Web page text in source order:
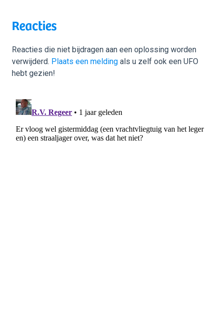
Reacties
Reacties die niet bijdragen aan een oplossing worden
verwijderd. Plaats een melding als u zelf ook een UFO
hebt gezien!